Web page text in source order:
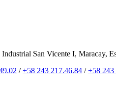
San Vicente I, Maracay,
/+58 243 217.46.84 /+58 243